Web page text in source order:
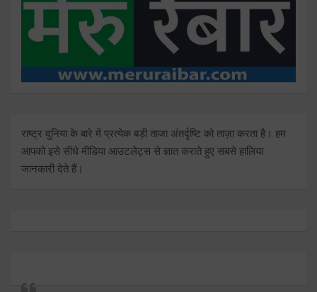
राष्ट्र दुनिया के बारे में प्रत्येक बड़ी ताजा अंतर्दृष्टि को ताज़ा करता है। हम
आपको इसे सीधे मीडिया आउटलेट्स से ज्ञात कराते हुए सबसे हालिया
जानकारी देते हैं।